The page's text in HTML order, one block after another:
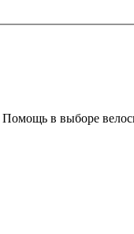
Помощь в выборе